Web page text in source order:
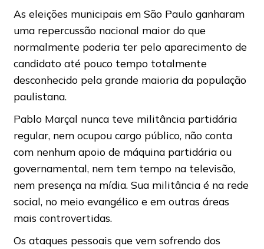
As eleições municipais em São Paulo ganharam
uma repercussão nacional maior do que
normalmente poderia ter pelo aparecimento de
candidato até pouco tempo totalmente
desconhecido pela grande maioria da população
paulistana.
Pablo Marçal nunca teve militância partidária
regular, nem ocupou cargo público, não conta
com nenhum apoio de máquina partidária ou
governamental, nem tem tempo na televisão,
nem presença na mídia. Sua militância é na rede
social, no meio evangélico e em outras áreas
mais controvertidas.
Os ataques pessoais que vem sofrendo dos